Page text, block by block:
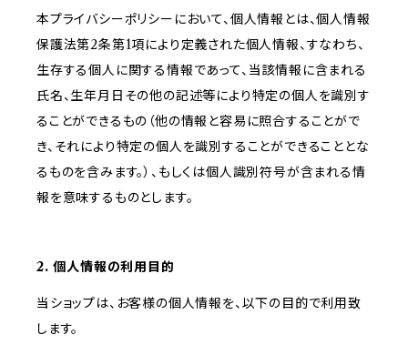
本プライバシーポリシーにおいて、個人情報とは、個人情報
保護法第2条第1項により定義された個人情報、すなわち、
生存する個人に関する情報であって、当該情報に含まれる
氏名、生年月日その他の記述等により特定の個人を識別す
ることができるもの（他の情報と容易に照合することがで
き、それにより特定の個人を識別することができることとな
るものを含みます。）、もしくは個人識別符号が含まれる情
報を意味するものとします。
2. 個人情報の利用目的
当ショップは、お客様の個人情報を、以下の目的で利用致
します。